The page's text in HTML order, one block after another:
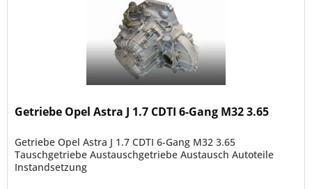
Getriebe Opel Astra J 1.7 CDTI 6-Gang M32 3.65
Getriebe Opel Astra J 1.7 CDTI 6-Gang M32 3.65
Tauschgetriebe Austauschgetriebe Austausch Autoteile
Instandsetzung